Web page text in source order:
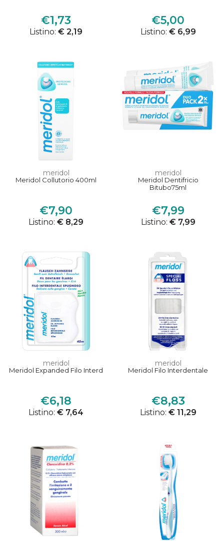
€1,73
Listino: € 2,19
€5,00
Listino: € 6,99
meridol
Meridol Collutorio 400ml
€7,90
Listino: € 8,29
meridol
Meridol Dentifricio
Bitubo75ml
€7,99
Listino: € 7,99
meridol
Meridol Expanded Filo Interd
€6,18
Listino: € 7,64
meridol
Meridol Filo Interdentale
€8,83
Listino: € 11,29